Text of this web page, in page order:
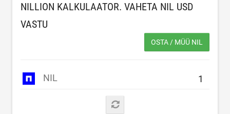
NILLION KALKULAATOR. VAHETA NIL USD
VASTU
OSTA / MÜÜ NIL
NIL